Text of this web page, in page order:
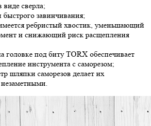
виде сверла;
быстрого завинчивания;
ребристый хвостик, уменьшающий
и снижающий риск расщепления
головке под биту TORX обеспечивает
инструмента с саморезом;
шляпки саморезов делает их